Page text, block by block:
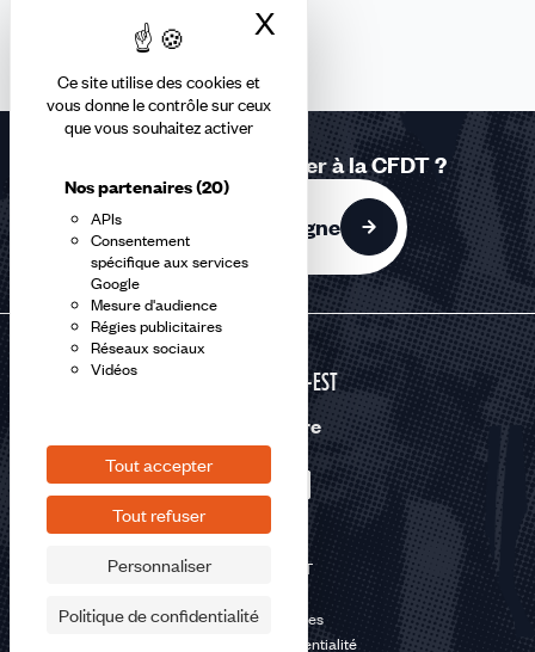
Ce site utilise des cookies et
vous donne le contrôle sur ceux
que vous souhaitez activer
Nos partenaires(20)
APIs
Consentement
spécifique aux services
Google
Mesure d'audience
Régies publicitaires
Réseaux sociaux
Vidéos
Tout accepter
Tout refuser
Personnaliser
Politique de confidentialité
X
Vous souhaitez adhérer à la CFDT ?
J'adhère en ligne
GRAND-EST
Nous suivre
©2026 CFDT
Mentions légales
Politique de confidentialité